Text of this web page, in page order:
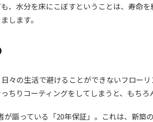
、水分を床にこぼすということは、寿命
します。
々の生活で避けることができないフロー
ちりコーティングをしてしまうと、もちろ
が謳っている「20年保証」。これは、新築